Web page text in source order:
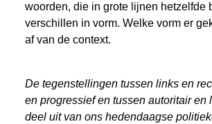
woorden, die in grote lijnen hetzelfde
verschillen in vorm. Welke vorm er
af van de context.
De tegenstellingen tussen links en
en progressief en tussen autoritair en
deel uit van ons hedendaagse